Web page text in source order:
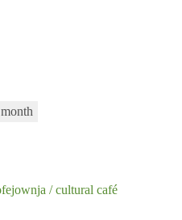
/ cultural café